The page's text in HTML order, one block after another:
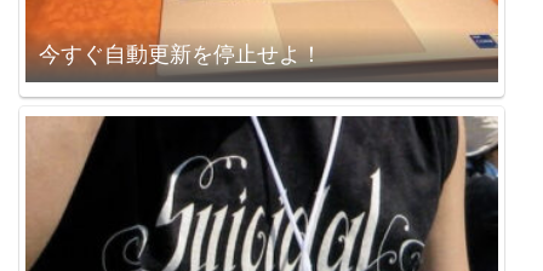
今すぐ自動更新を停止せよ！